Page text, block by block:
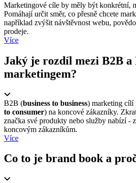
Marketingové cíle by měly být konkrétní,
Pomáhají určit směr, co přesně chcete
například zvýšit návštěvnost webu,
prodeje.
Více
Jaký je rozdíl mezi B2B a
marketingem?
B2B (business to business) marketing
to consumer) na koncové zákazníky.
značka své produkty nebo služby nabízí -
koncovým zákazníkům.
Více
Co to je brand book a